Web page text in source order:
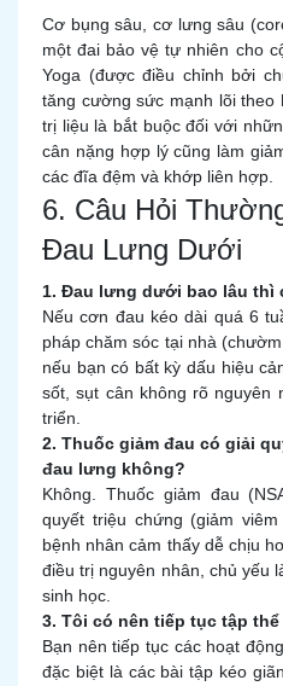
Cơ bụng sâu, cơ lưng sâu
một đai bảo vệ tự nhiên cho
Yoga (được điều chỉnh bởi
tăng cường sức mạnh lõi
trị liệu là bắt buộc đối với
cân nặng hợp lý cũng làm
các đĩa đệm và khớp liên hợp.
6. Câu Hỏi
Đau Lưng Dưới
1. Đau lưng dưới bao lâu thì
Nếu cơn đau kéo dài quá 6
pháp chăm sóc tại nhà
nếu bạn có bất kỳ dấu hiệu
sốt, sụt cân không rõ nguyên
triển.
2. Thuốc giảm đau có giải
đau lưng không?
Không. Thuốc giảm đau
quyết triệu chứng (giảm
bệnh nhân cảm thấy dễ chịu
điều trị nguyên nhân, chủ yếu
sinh học.
3. Tôi có nên tiếp tục tập
Bạn nên tiếp tục các hoạt
đặc biệt là các bài tập kéo